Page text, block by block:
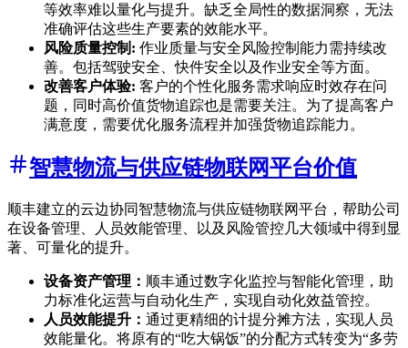
等效率难以量化与提升。缺乏全局性的数据洞察，无法
准确评估这些生产要素的效能水平。
风险质量控制: 作业质量与安全风险控制能力需持续改
善。包括驾驶安全、快件安全以及作业安全等方面。
改善客户体验: 客户的个性化服务需求响应时效存在问
题，同时高价值货物追踪也是需要关注。为了提高客户
满意度，需要优化服务流程并加强货物追踪能力。
智慧物流与供应链物联网平台价值
顺丰建立的云边协同智慧物流与供应链物联网平台，帮助公司
在设备管理、人员效能管理、以及风险管控几大领域中得到显
著、可量化的提升。
设备资产管理： 顺丰通过数字化监控与智能化管理，助
力标准化运营与自动化生产，实现自动化效益管控。
人员效能提升： 通过更精细的计提分摊方法，实现人员
效能量化。将原有的“吃大锅饭”的分配方式转变为“多劳